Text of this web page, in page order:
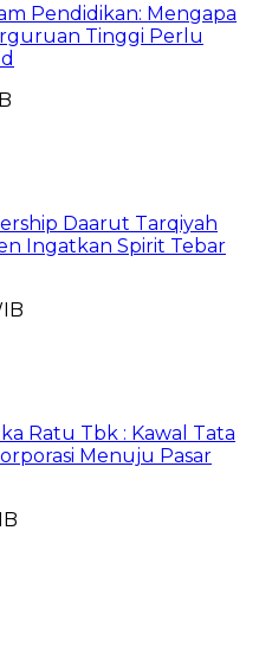
Pendidikan: Mengapa
Tinggi Perlu
Daarut Tarqiyah
Ingatkan Spirit Tebar
Ratu Tbk : Kawal Tata
Menuju Pasar